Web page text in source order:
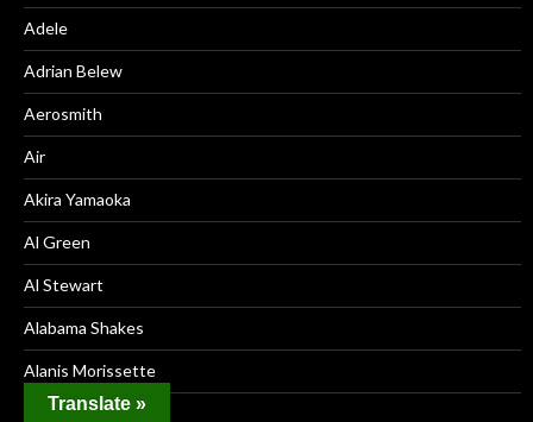
Adele
Adrian Belew
Aerosmith
Air
Akira Yamaoka
Al Green
Al Stewart
Alabama Shakes
Alanis Morissette
Albert Hammond Jr.
Translate »